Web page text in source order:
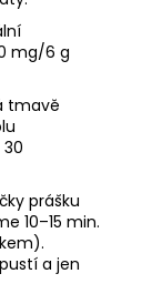
mg/6 g
tmavě
prášku
10–15 min.
a jen